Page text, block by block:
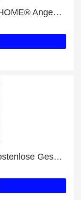
Passiermaschine 39 cm EUROHOME® Angebot - bis zu 8% Rabatt
Tagesangebot: 37% Rabatt + kostenlose Geschenke und 24x 3D Fliesenaufkleber Rabatt